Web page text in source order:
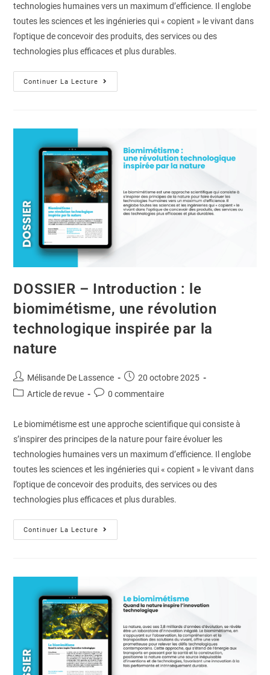
technologies humaines vers un maximum d’efficience. Il englobe
toutes les sciences et les ingénieries qui « copient » le vivant dans
l’optique de concevoir des produits, des services ou des
technologies plus efficaces et plus durables.
Continuer La Lecture
DOSSIER – Introduction : le
biomimétisme, une révolution
technologique inspirée par la
nature
Mélisande De Lassence
20 octobre 2025
Article de revue
0 commentaire
Le biomimétisme est une approche scientifique qui consiste à
s’inspirer des principes de la nature pour faire évoluer les
technologies humaines vers un maximum d’efficience. Il englobe
toutes les sciences et les ingénieries qui « copient » le vivant dans
l’optique de concevoir des produits, des services ou des
technologies plus efficaces et plus durables.
Continuer La Lecture